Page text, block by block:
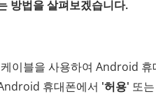
방법을 살펴보겠습니다.
이블을 사용하여 Android 휴
휴대폰에서 '허용' 또는